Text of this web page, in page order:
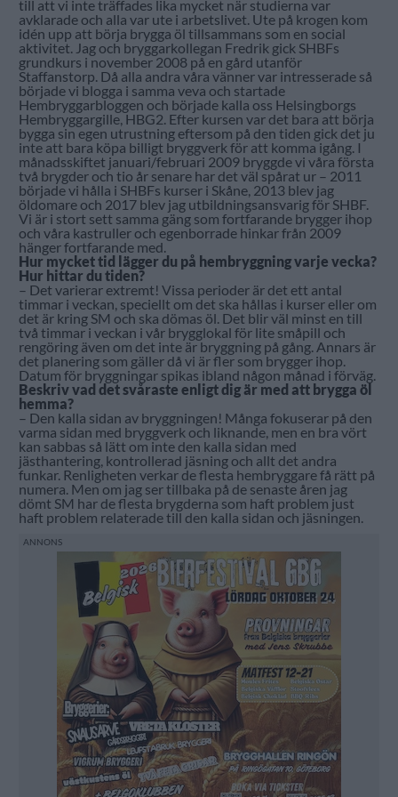
till att vi inte träffades lika mycket när studierna var
avklarade och alla var ute i arbetslivet. Ute på krogen kom
idén upp att börja brygga öl tillsammans som en social
aktivitet. Jag och bryggarkollegan Fredrik gick SHBFs
grundkurs i november 2008 på en gård utanför
Staffanstorp. Då alla andra våra vänner var intresserade så
började vi blogga i samma veva och startade
Hembryggarbloggen och började kalla oss Helsingborgs
Hembryggargille, HBG2. Efter kursen var det bara att börja
bygga sin egen utrustning eftersom på den tiden gick det ju
inte att bara köpa billigt bryggverk för att komma igång. I
månadsskiftet januari/februari 2009 bryggde vi våra första
två brygder och tio år senare har det väl spårat ur – 2011
började vi hålla i SHBFs kurser i Skåne, 2013 blev jag
öldomare och 2017 blev jag utbildningsansvarig för SHBF.
Vi är i stort sett samma gäng som fortfarande brygger ihop
och våra kastruller och egenborrade hinkar från 2009
hänger fortfarande med.
Hur mycket tid lägger du på hembryggning varje vecka?
Hur hittar du tiden?
– Det varierar extremt! Vissa perioder är det ett antal
timmar i veckan, speciellt om det ska hållas i kurser eller om
det är kring SM och ska dömas öl. Det blir väl minst en till
två timmar i veckan i vår brygglokal för lite småpill och
rengöring även om det inte är bryggning på gång. Annars är
det planering som gäller då vi är fler som brygger ihop.
Datum för bryggningar spikas ibland någon månad i förväg.
Beskriv vad det svåraste enligt dig är med att brygga öl
hemma?
– Den kalla sidan av bryggningen! Många fokuserar på den
varma sidan med bryggverk och liknande, men en bra vört
kan sabbas så lätt om inte den kalla sidan med
jästhantering, kontrollerad jäsning och allt det andra
funkar. Renligheten verkar de flesta hembryggare få rätt på
numera. Men om jag ser tillbaka på de senaste åren jag
dömt SM har de flesta brygderna som haft problem just
haft problem relaterade till den kalla sidan och jäsningen.